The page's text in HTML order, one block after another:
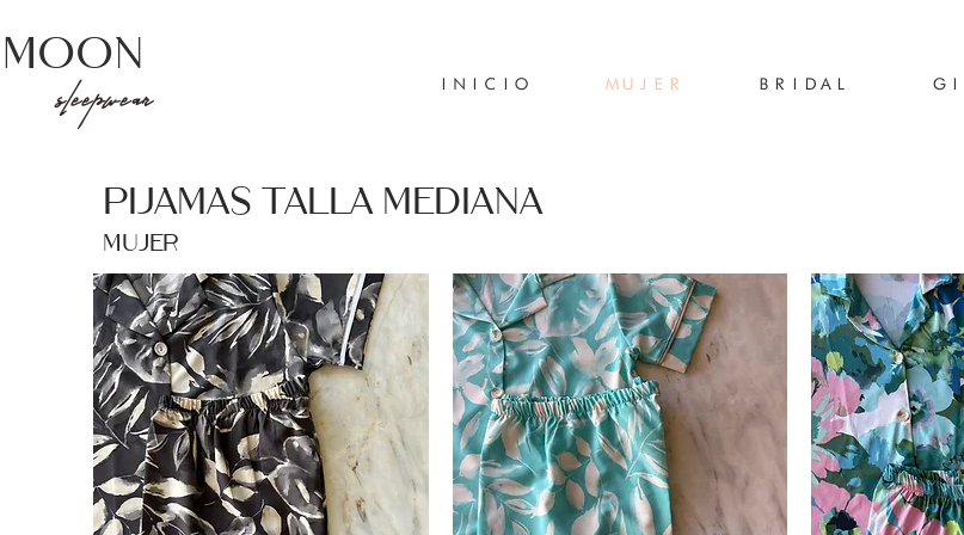
sleepwear
Moon
INICIO MUJER BRIDAL
Pijamas talla Mediana
Mujer